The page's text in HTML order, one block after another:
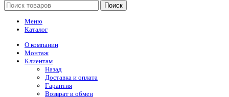
Поиск
Меню
Каталог
О компании
Монтаж
Клиентам
Назад
Доставка и оплата
Гарантия
Возврат и обмен